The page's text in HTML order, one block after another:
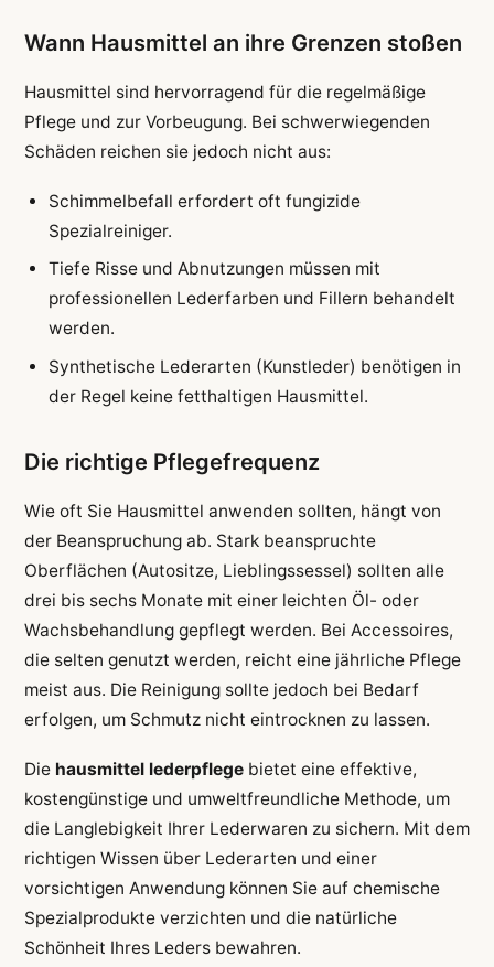
Wann Hausmittel an ihre Grenzen stoßen
Hausmittel sind hervorragend für die regelmäßige
Pflege und zur Vorbeugung. Bei schwerwiegenden
Schäden reichen sie jedoch nicht aus:
Schimmelbefall erfordert oft fungizide
Spezialreiniger.
Tiefe Risse und Abnutzungen müssen mit
professionellen Lederfarben und Fillern behandelt
werden.
Synthetische Lederarten (Kunstleder) benötigen in
der Regel keine fetthaltigen Hausmittel.
Die richtige Pflegefrequenz
Wie oft Sie Hausmittel anwenden sollten, hängt von
der Beanspruchung ab. Stark beanspruchte
Oberflächen (Autositze, Lieblingssessel) sollten alle
drei bis sechs Monate mit einer leichten Öl- oder
Wachsbehandlung gepflegt werden. Bei Accessoires,
die selten genutzt werden, reicht eine jährliche Pflege
meist aus. Die Reinigung sollte jedoch bei Bedarf
erfolgen, um Schmutz nicht eintrocknen zu lassen.
Die hausmittel lederpflegebietet eine effektive,
kostengünstige und umweltfreundliche Methode, um
die Langlebigkeit Ihrer Lederwaren zu sichern. Mit dem
richtigen Wissen über Lederarten und einer
vorsichtigen Anwendung können Sie auf chemische
Spezialprodukte verzichten und die natürliche
Schönheit Ihres Leders bewahren.